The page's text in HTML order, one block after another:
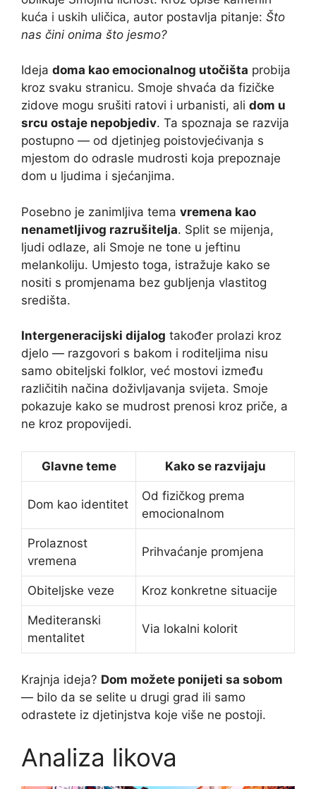
kuća i uskih uličica, autor postavlja pitanje: Što
nas čini onima što jesmo?
Ideja doma kao emocionalnog utočišta probija
kroz svaku stranicu. Smoje shvaća da fizičke
zidove mogu srušiti ratovi i urbanisti, ali dom u
srcu ostaje nepobjediv. Ta spoznaja se razvija
postupno — od djetinjeg poistovjećivanja s
mjestom do odrasle mudrosti koja prepoznaje
dom u ljudima i sjećanjima.
Posebno je zanimljiva tema vremena kao
nenametljivog razrušitelja. Split se mijenja,
ljudi odlaze, ali Smoje ne tone u jeftinu
melankoliju. Umjesto toga, istražuje kako se
nositi s promjenama bez gubljenja vlastitog
središta.
Intergeneracijski dijalog također prolazi kroz
djelo — razgovori s bakom i roditeljima nisu
samo obiteljski folklor, već mostovi između
različitih načina doživljavanja svijeta. Smoje
pokazuje kako se mudrost prenosi kroz priče, a
ne kroz propovijedi.
Glavne teme Kako se razvijaju
Dom kao identitet
Od fizičkog prema
emocionalnom
Prolaznost
vremena
Prihvaćanje promjena
Obiteljske veze Kroz konkretne situacije
Mediteranski
mentalitet
Via lokalni kolorit
Krajnja ideja? Dom možete ponijeti sa sobom
— bilo da se selite u drugi grad ili samo
odrastete iz djetinjstva koje više ne postoji.
Analiza likova